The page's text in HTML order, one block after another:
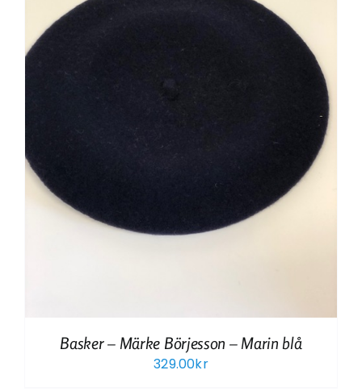
Basker – Märke Börjesson – Marin blå
329.00kr